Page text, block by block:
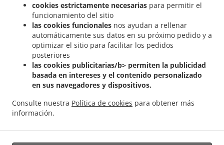
cookies estrictamente necesarias para permitir el
funcionamiento del sitio
las cookies funcionales nos ayudan a rellenar
automáticamente sus datos en su próximo pedido y a
optimizar el sitio para facilitar los pedidos
posteriores
las cookies publicitarias/b> permiten la publicidad
basada en intereses y el contenido personalizado
en sus navegadores y dispositivos.
Consulte nuestra Política de cookies para obtener más
información.
domicilio Bivange . Comida India a domicilio Livange
Comida India a domicilio
Weiler zum Tuer . Comida India a domicilio Weiler-la-Tour Hassel
domicilio Weiler-la-Tour
. Comida India a domicilio Monnerich Steinbrücken
India a domicilio Monnerich . Comida India a domicilio Ehlange-sur-Mess
India a domicilio Kielen
domicilio Findel . Comida India a domicilio Reckingen/Mess Wickringen . Comida India
a domicilio Reckingen/Mess Ehlange-sur-Mess
.
Comida India a domicilio
domicilio Sandweiler Hamm . Comida India a domicilio Sandweiler . Comida India a
domicilio. Ordena comida para llevar